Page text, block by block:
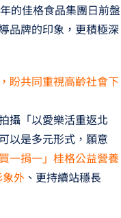
的佳格食品集團日前盤
品牌的印象，更積極深
盼共同重視高齡社會下
攝「以愛樂活重返北
以是多元形式，願意
一捐一」桂格公益營養
外、更持續站穩長